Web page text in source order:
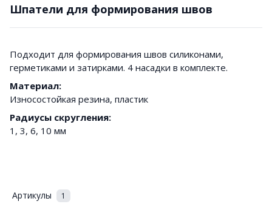
Шпатели для формирования швов
Подходит для формирования швов силиконами,
герметиками и затирками. 4 насадки в комплекте.
Материал:
Износостойкая резина, пластик
Радиусы скругления:
1, 3, 6, 10 мм
Артикулы 1